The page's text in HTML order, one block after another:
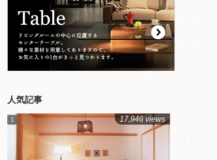
人気記事
17,946 views